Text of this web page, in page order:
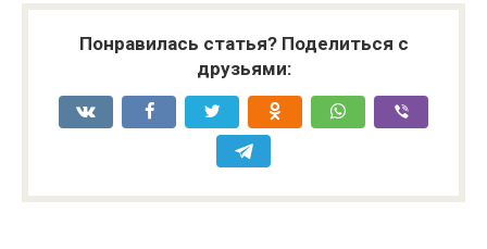
Понравилась статья? Поделиться с
друзьями: